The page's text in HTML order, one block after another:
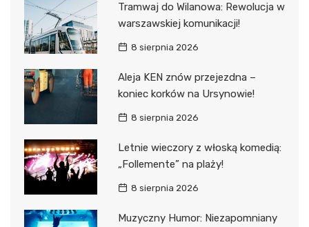
Tramwaj do Wilanowa: Rewolucja w
warszawskiej komunikacji!
8 sierpnia 2026
Aleja KEN znów przejezdna –
koniec korków na Ursynowie!
8 sierpnia 2026
Letnie wieczory z włoską komedią:
„Follemente” na plaży!
8 sierpnia 2026
Muzyczny Humor: Niezapomniany